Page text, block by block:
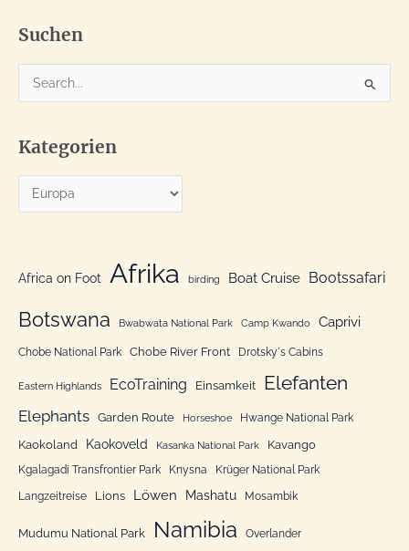
Suchen
u
h
e
c
Kategorien
a
g
o
i
e
n
Africa on Foot Afrika birding Boat Cruise Bootssafari
Botswana Bwabwata National Park Camp Kwando Caprivi
Chobe National Park Chobe River Front Drotsky´s Cabins
Eastern Highlands EcoTraining Einsamkeit Elefanten
Elephants Garden Route Horseshoe Hwange National Park
Kaokoland Kaokoveld Kasanka National Park Kavango
Kgalagadi Transfrontier Park Knysna Krüger National Park
Langzeitreise Lions Löwen Mashatu Mosambik
Mudumu National Park Namibia Overlander